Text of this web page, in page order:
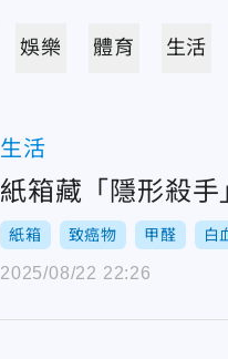
娛樂 體育 生活
生活
紙箱藏「隱形殺
紙箱 致癌物 甲醛 白
2025/08/22 22:26